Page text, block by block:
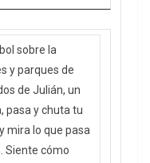
sobre la
y parques de
de Julián, un
pasa y chuta tu
mira lo que pasa
Siente cómo